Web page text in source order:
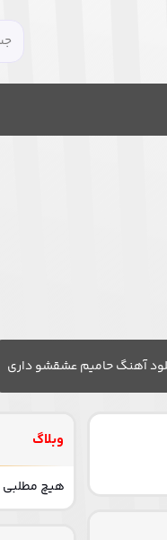
آهنگ حامیم عشقشو داری
وبلاگ
هیچ